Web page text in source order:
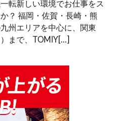
転新しい環境でお仕事をス
？ 福岡・佐賀・長崎・熊
州エリアを中心に、関東
）まで、TOMIY[…]